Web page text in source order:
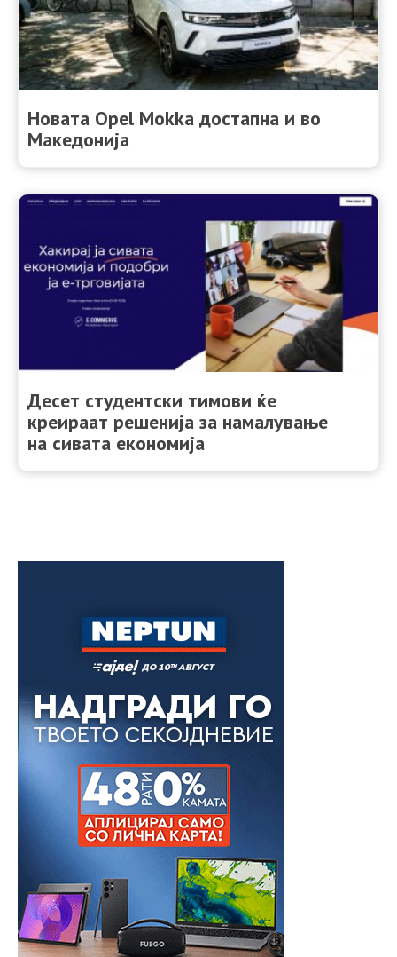
Новата Opel Mokka достапна и во
Македонија
Десет студентски тимови ќе
креираат решенија за намалување
на сивата економија